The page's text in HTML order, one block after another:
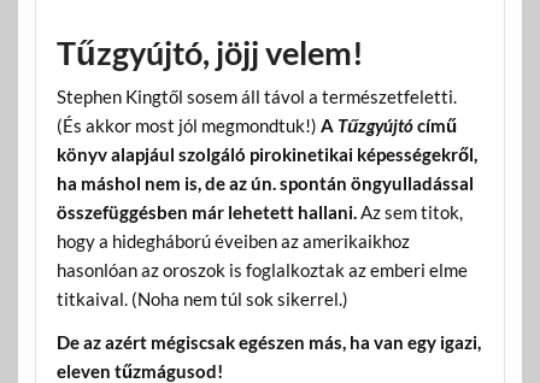
Tűzgyújtó, jöjj velem!
Stephen Kingtől sosem áll távol a természetfeletti.
(És akkor most jól megmondtuk!) A Tűzgyújtócímű
könyv alapjául szolgáló pirokinetikai képességekről,
ha máshol nem is, de az ún. spontán öngyulladással
összefüggésben már lehetett hallani.Az sem titok,
hogy a hidegháború éveiben az amerikaikhoz
hasonlóan az oroszok is foglalkoztak az emberi elme
titkaival. (Noha nem túl sok sikerrel.)
De az azért mégiscsak egészen más, ha van egy igazi,
eleven tűzmágusod!